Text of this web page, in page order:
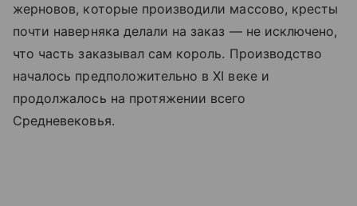
жерновов, которые производили массово, кресты
почти наверняка делали на заказ — не исключено,
что часть заказывал сам король. Производство
началось предположительно в XI веке и
продолжалось на протяжении всего
Средневековья.